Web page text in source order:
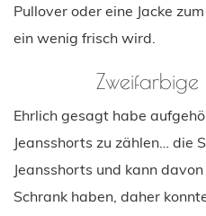
Pullover oder eine Jacke
ein wenig frisch wird.
Zweifarbige
Ehrlich gesagt habe
Jeansshorts zu zählen… die
Jeansshorts und kann
Schrank haben, daher